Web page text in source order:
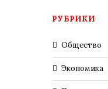
РУБРИКИ
Общество
Экономика